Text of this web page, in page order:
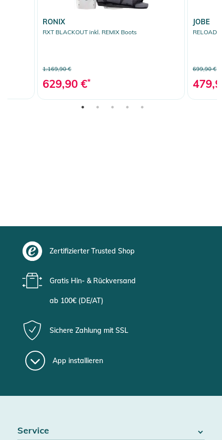
RONIX
RXT BLACKOUT inkl. REMIX Boots
1.169,90 €
629,90 €*
JOBE
RELOAD
699,90 €
Zertifizierter Trusted Shop
Gratis Hin- & Rückversand
ab 100€ (DE/AT)
Sichere Zahlung mit SSL
App installieren
Service